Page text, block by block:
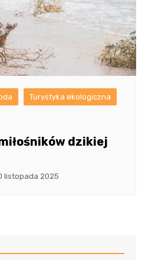
Turystyka ekologiczna
dzikiej
listopada 2025